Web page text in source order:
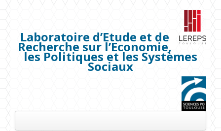
Laboratoire d’Etude et de
Recherche sur l’Economie,
les Politiques et les Systèmes
Sociaux